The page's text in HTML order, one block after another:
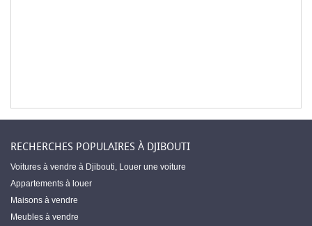
RECHERCHES POPULAIRES À DJIBOUTI
Voitures à vendre à Djibouti, Louer une voiture
Appartements à louer
Maisons à vendre
Meubles à vendre